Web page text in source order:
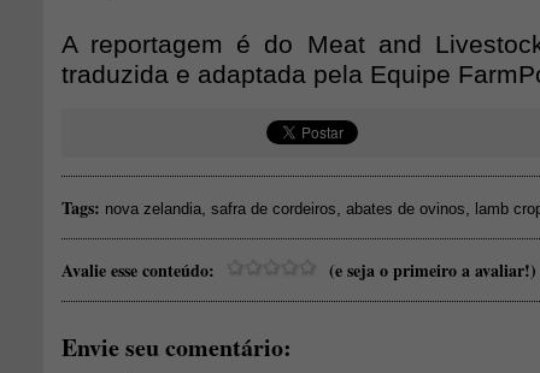
A reportagem é do Meat and
traduzida e adaptada pela Equipe
Tags: nova zelandia safra de cordeiros abates de ovinos lamb
Avalie esse conteúdo: (e seja o primeiro a avaliar!)
Envie seu comentário: